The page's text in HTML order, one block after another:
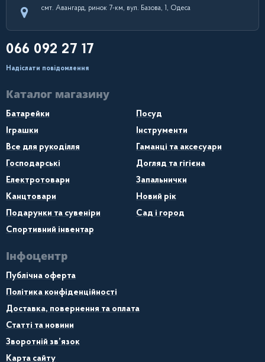
смт. Авангард, ринок 7-км, вул. Базова, 1, Одеса
066 092 27 17
Надіслати повідомлення
Каталог магазину
Батарейки
Посуд
Іграшки
Інструменти
Все для рукоділля
Гаманці та аксесуари
Господарські
Догляд та гігієна
Електротовари
Запальнички
Канцтовари
Новий рік
Подарунки та сувеніри
Сад і город
Спортивний інвентар
Інфоцентр
Публічна оферта
Політика конфіденційності
Доставка, повернення та оплата
Статті та новини
Зворотній зв’язок
Карта сайту